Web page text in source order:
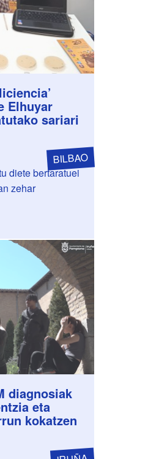
Elhuyar
sariari
BILBAO
diete bertaratuei
zehar
diagnosiak
eta
kokatzen